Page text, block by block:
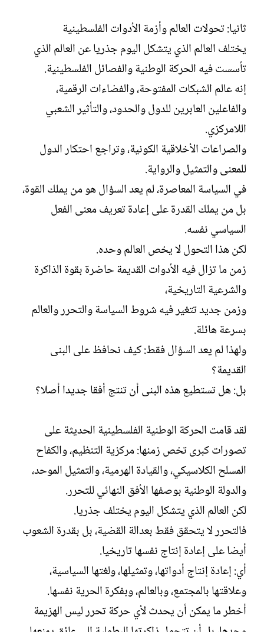
ثانيا: تحولات العالم وأزمة الأدوات الفلسطينية
يختلف العالم الذي يتشكل اليوم جذريا عن العالم الذي
تأسست فيه الحركة الوطنية والفصائل الفلسطينية.
إنه عالم الشبكات المفتوحة، والفضاءات الرقمية،
والفاعلين العابرين للدول والحدود، والتأثير الشعبي
اللامركزي.
والصراعات الأخلاقية الكونية، وتراجع احتكار الدول
للمعنى والتمثيل والرواية.
في السياسة المعاصرة، لم يعد السؤال هو من يملك القوة،
بل من يملك القدرة على إعادة تعريف معنى الفعل
السياسي نفسه.
لكن هذا التحول لا يخص العالم وحده.
زمن ما تزال فيه الأدوات القديمة حاضرة بقوة الذاكرة
والشرعية التاريخية،
وزمن جديد تتغير فيه شروط السياسة والتحرر والعالم
بسرعة هائلة.
ولهذا لم يعد السؤال فقط: كيف نحافظ على البنى
القديمة؟
بل: هل تستطيع هذه البنى أن تنتج أفقا جديدا أصلا؟
لقد قامت الحركة الوطنية الفلسطينية الحديثة على
تصورات كبرى تخص زمنها: مركزية التنظيم، والكفاح
المسلح الكلاسيكي، والقيادة الهرمية، والتمثيل الموحد،
والدولة الوطنية بوصفها الأفق النهائي للتحرر.
لكن العالم الذي يتشكل اليوم يختلف جذريا.
فالتحرر لا يتحقق فقط بعدالة القضية، بل بقدرة الشعوب
أيضا على إعادة إنتاج نفسها تاريخيا.
أي: إعادة إنتاج أدواتها، وتمثيلها، ولغتها السياسية،
وعلاقتها بالمجتمع، وبالعالم، وبفكرة الحرية نفسها.
أخطر ما يمكن أن يحدث لأي حركة تحرر ليس الهزيمة